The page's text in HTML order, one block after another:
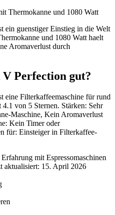
Thermokanne und 1080 Watt
guenstiger Einstieg in die Welt
und 1080 Watt haelt
Aromaverlust durch
Perfection gut?
Filterkaffeemaschine für rund
von 5 Sternen. Stärken: Sehr
Maschine, Kein Aromaverlust
Kein Timer oder
für: Einsteiger in Filterkaffee-
mit Espressomaschinen
aktualisiert: 15. April 2026